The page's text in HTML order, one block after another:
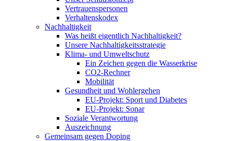
Vertrauenspersonen
Verhaltenskodex
Nachhaltigkeit
Was heißt eigentlich Nachhaltigkeit?
Unsere Nachhaltigkeitsstrategie
Klima- und Umweltschutz
Ein Zeichen gegen die Wasserkrise
CO2-Rechner
Mobilität
Gesundheit und Wohlergehen
EU-Projekt: Sport und Diabetes
EU-Projekt: Sonar
Soziale Verantwortung
Auszeichnung
Gemeinsam gegen Doping